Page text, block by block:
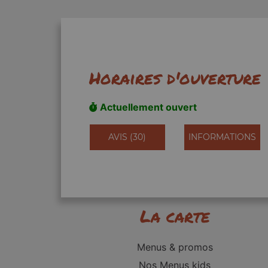
Horaires d'ouverture
Actuellement ouvert
AVIS (30) INFORMATIONS
La carte
Menus & promos
Nos Menus kids